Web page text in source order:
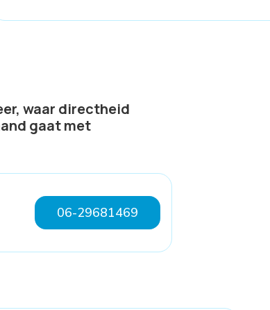
waar directheid
gaat met
06-29681469